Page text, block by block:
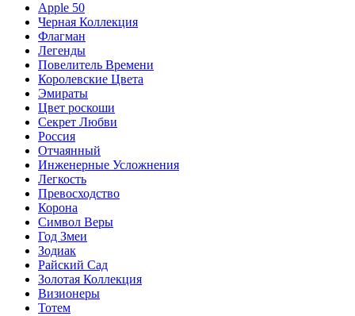
Apple 50
Черная Коллекция
Флагман
Легенды
Повелитель Времени
Королевские Цвета
Эмираты
Цвет роскоши
Секрет Любви
Россия
Отчаянный
Инженерные Усложнения
Легкость
Превосходство
Корона
Символ Веры
Год Змеи
Зодиак
Райский Сад
Золотая Коллекция
Визионеры
Тотем